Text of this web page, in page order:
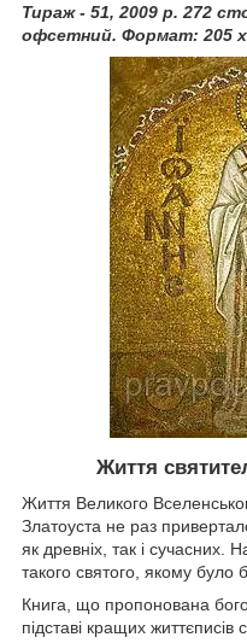
Тираж - 51, 2009 р. 272
офсетний. Формат: 205 х
Життя
Життя Великого
Златоуста не раз
як древніх, так і сучасних.
такого святого, якому було
Книга, що пропонована
підставі кращих життєписів